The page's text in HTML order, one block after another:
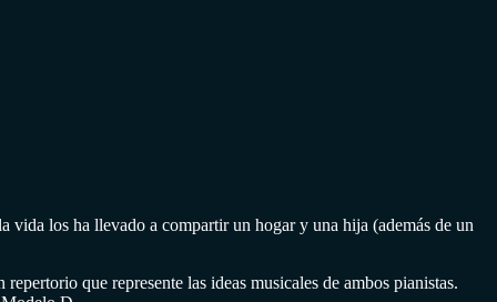
vida los ha llevado a compartir un hogar y una hija (además de un
que represente las ideas musicales de ambos pianistas.